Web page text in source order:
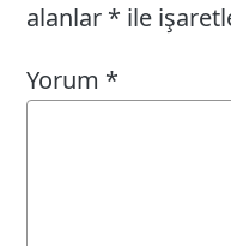
alanlar * ile
Yorum *